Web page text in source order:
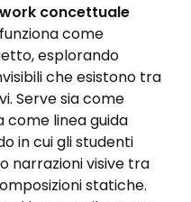
concettuale
come
esplorando
che esistono tra
Serve sia come
linea guida
in cui gli studenti
narrazioni visive tra
statiche.